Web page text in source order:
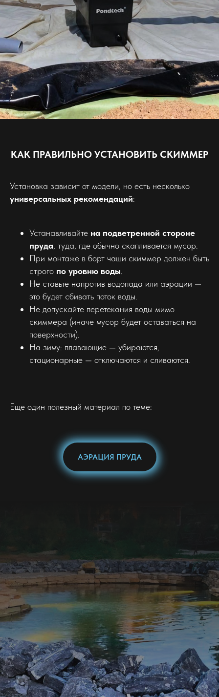
КАК ПРАВИЛЬНО УСТАНОВИТЬ СКИММЕР
Установка зависит от модели, но есть несколько
универсальных рекомендаций:
Устанавливайте на подветренной стороне
пруда , туда, где обычно скапливается мусор.
При монтаже в борт чаши скиммер должен быть
строго по уровню воды
Не ставьте напротив водопада или аэрации —
это будет сбивать поток воды.
Не допускайте перетекания воды мимо
скиммера (иначе мусор будет оставаться на
поверхности).
На зиму: плавающие — убираются,
стационарные — отключаются и сливаются.
Еще один полезный материал по теме:
АЭРАЦИЯ ПРУДА